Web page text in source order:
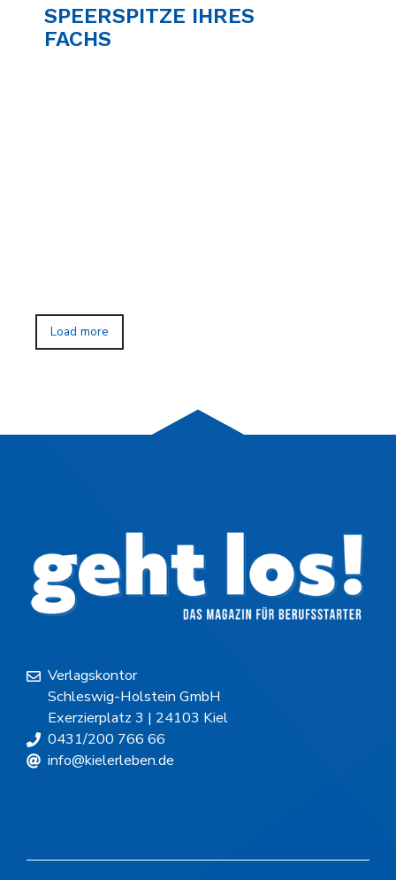
SPEERSPITZE IHRES
FACHS
Load more
Verlagskontor
Schleswig-Holstein GmbH
Exerzierplatz 3 | 24103 Kiel
0431/200 766 66
info@kielerleben.de